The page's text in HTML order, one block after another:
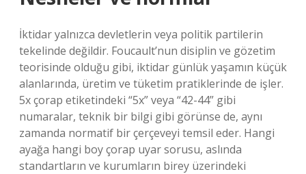
İktidar yalnızca devletlerin veya politik partilerin
tekelinde değildir. Foucault’nun disiplin ve gözetim
teorisinde olduğu gibi, iktidar günlük yaşamın küçük
alanlarında, üretim ve tüketim pratiklerinde de işler.
5x çorap etiketindeki “5x” veya “42-44” gibi
numaralar, teknik bir bilgi gibi görünse de, aynı
zamanda normatif bir çerçeveyi temsil eder. Hangi
ayağa hangi boy çorap uyar sorusu, aslında
standartların ve kurumların birey üzerindeki